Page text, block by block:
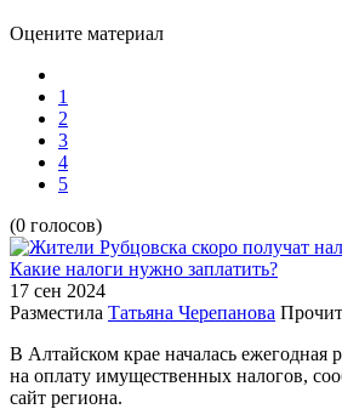
Оцените материал
1
2
3
4
5
(0 голосов)
17 сен 2024
Разместила Татьяна Черепанова
В Алтайском крае началась ежегодная
на оплату имущественных налогов,
сайт региона.